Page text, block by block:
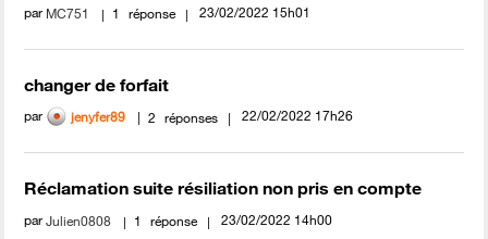
par MC751 1 réponse ‎23/02/2022 15h01
changer de forfait
par jenyfer89 2 réponses ‎22/02/2022 17h26
Réclamation suite résiliation non pris en compte
parJulien0808 1 réponse ‎23/02/2022 14h00